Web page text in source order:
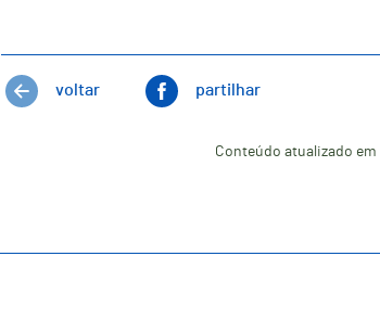
voltar partilhar
Conteúdo atualizado em